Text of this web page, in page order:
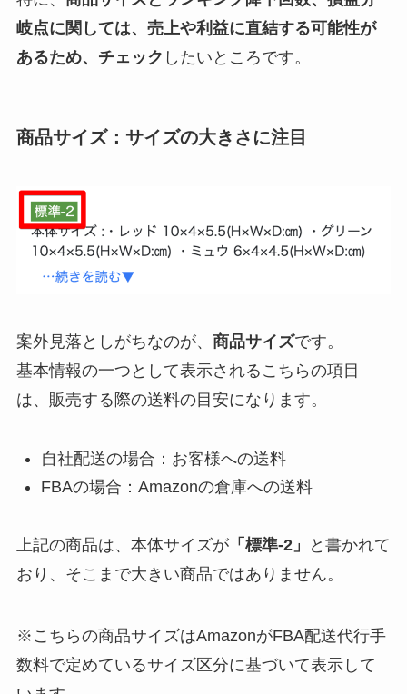
岐点に関しては、売上や利益に直結する可能性が
あるため、チェック したいところです。
商品サイズ：サイズの大きさに注目
案外見落としがちなのが、 商品サイズです。
基本情報の一つとして表示されるこちらの項目
は、販売する際の送料の目安になります。
自社配送の場合：お客様への送料
FBAの場合：Amazonの倉庫への送料
上記の商品は、本体サイズが「標準-2」
と書かれて
おり、そこまで大きい商品ではありません。
※こちらの商品サイズはAmazonがFBA配送代行手
数料で定めているサイズ区分に基づいて表示して